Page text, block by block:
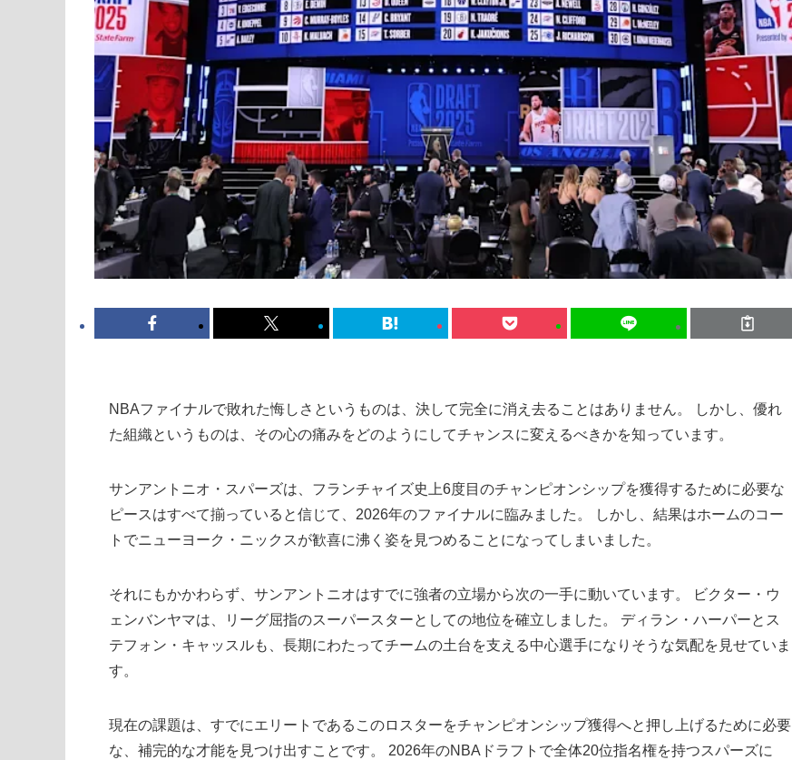
NBAファイナルで敗れた悔しさというものは、決して完全に消え去ることはありません。 しかし、優れ
た組織というものは、その心の痛みをどのようにしてチャンスに変えるべきかを知っています。
サンアントニオ・スパーズは、フランチャイズ史上6度目のチャンピオンシップを獲得するために必要な
ピースはすべて揃っていると信じて、2026年のファイナルに臨みました。 しかし、結果はホームのコー
トでニューヨーク・ニックスが歓喜に沸く姿を見つめることになってしまいました。
それにもかかわらず、サンアントニオはすでに強者の立場から次の一手に動いています。 ビクター・ウ
ェンバンヤマは、リーグ屈指のスーパースターとしての地位を確立しました。 ディラン・ハーパーとス
テフォン・キャッスルも、長期にわたってチームの土台を支える中心選手になりそうな気配を見せていま
す。
現在の課題は、すでにエリートであるこのロスターをチャンピオンシップ獲得へと押し上げるために必要
な、補完的な才能を見つけ出すことです。 2026年のNBAドラフトで全体20位指名権を持つスパーズに